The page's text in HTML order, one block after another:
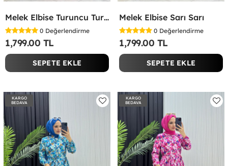
Melek Elbise Turuncu Turuncu
0 Değerlendirme
1,799.00 TL
SEPETE EKLE
Melek Elbise Sarı Sarı
0 Değerlendirme
1,799.00 TL
SEPETE EKLE
KARGO
BEDAVA
KARGO
BEDAVA